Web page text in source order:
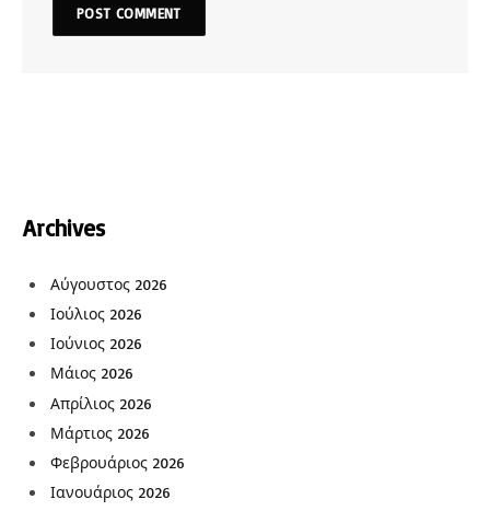
Archives
Αύγουστος 2026
Ιούλιος 2026
Ιούνιος 2026
Μάιος 2026
Απρίλιος 2026
Μάρτιος 2026
Φεβρουάριος 2026
Ιανουάριος 2026